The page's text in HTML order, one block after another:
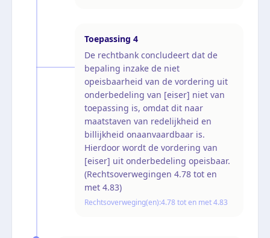
Toepassing 4
De rechtbank concludeert dat de
bepaling inzake de niet
opeisbaarheid van de vordering uit
onderbedeling van [eiser] niet van
toepassing is, omdat dit naar
maatstaven van redelijkheid en
billijkheid onaanvaardbaar is.
Hierdoor wordt de vordering van
[eiser] uit onderbedeling opeisbaar.
(Rechtsoverwegingen 4.78 tot en
met 4.83)
Rechtsoverweging(en):4.78 tot en met 4.83